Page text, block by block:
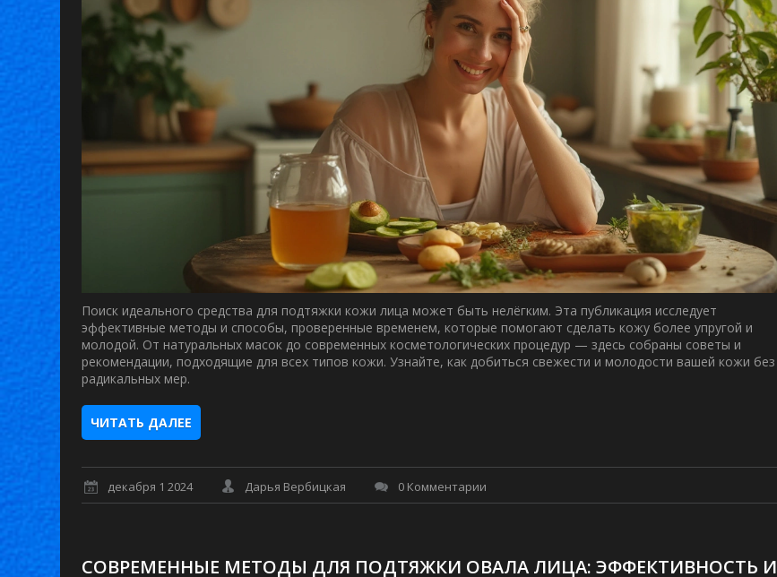
Поиск идеального средства для подтяжки кожи лица может быть нелёгким. Эта публикация исследует
эффективные методы и способы, проверенные временем, которые помогают сделать кожу более упругой и
молодой. От натуральных масок до современных косметологических процедур — здесь собраны советы и
рекомендации, подходящие для всех типов кожи. Узнайте, как добиться свежести и молодости вашей кожи без
радикальных мер.
ЧИТАТЬ ДАЛЕЕ
декабря 1 2024 Дарья Вербицкая 0 Комментарии
СОВРЕМЕННЫЕ МЕТОДЫ ДЛЯ ПОДТЯЖКИ ОВАЛА ЛИЦА: ЭФФЕКТИВНОСТЬ И